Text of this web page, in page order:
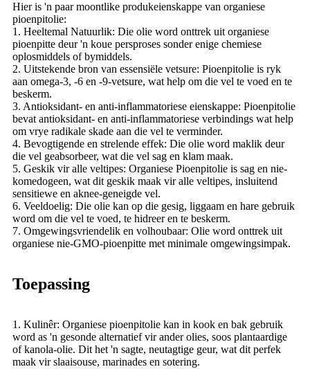
Hier is 'n paar moontlike produkeienskappe van organiese
pioenpitolie:
1. Heeltemal Natuurlik: Die olie word onttrek uit organiese
pioenpitte deur 'n koue persproses sonder enige chemiese
oplosmiddels of bymiddels.
2. Uitstekende bron van essensiële vetsure: Pioenpitolie is ryk
aan omega-3, -6 en -9-vetsure, wat help om die vel te voed en te
beskerm.
3. Antioksidant- en anti-inflammatoriese eienskappe: Pioenpitolie
bevat antioksidant- en anti-inflammatoriese verbindings wat help
om vrye radikale skade aan die vel te verminder.
4. Bevogtigende en strelende effek: Die olie word maklik deur
die vel geabsorbeer, wat die vel sag en klam maak.
5. Geskik vir alle veltipes: Organiese Pioenpitolie is sag en nie-
komedogeen, wat dit geskik maak vir alle veltipes, insluitend
sensitiewe en aknee-geneigde vel.
6. Veeldoelig: Die olie kan op die gesig, liggaam en hare gebruik
word om die vel te voed, te hidreer en te beskerm.
7. Omgewingsvriendelik en volhoubaar: Olie word onttrek uit
organiese nie-GMO-pioenpitte met minimale omgewingsimpak.
Toepassing
1. Kulinêr: Organiese pioenpitolie kan in kook en bak gebruik
word as 'n gesonde alternatief vir ander olies, soos plantaardige
of kanola-olie. Dit het 'n sagte, neutagtige geur, wat dit perfek
maak vir slaaisouse, marinades en sotering.